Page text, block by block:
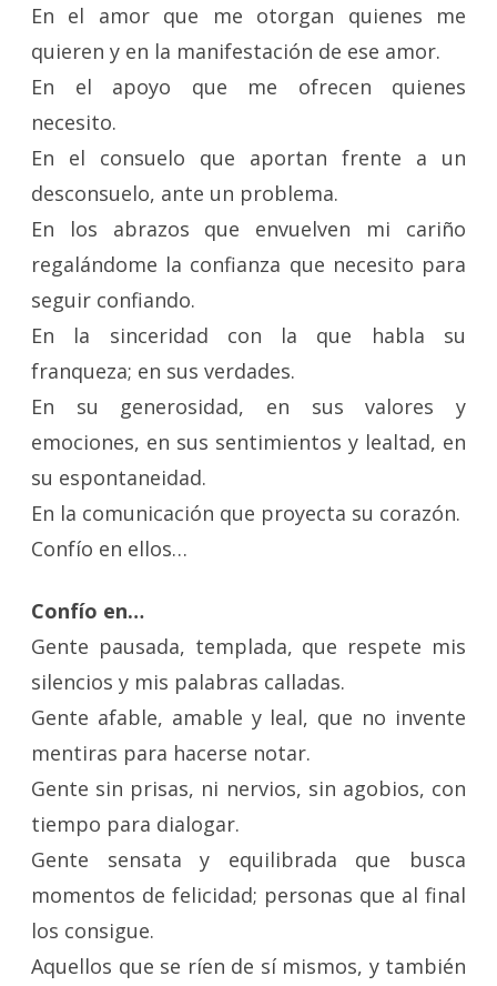
En el amor que me otorgan quienes me
quieren y en la manifestación de ese amor.
En el apoyo que me ofrecen quienes
necesito.
En el consuelo que aportan frente a un
desconsuelo, ante un problema.
En los abrazos que envuelven mi cariño
regalándome la confianza que necesito para
seguir confiando.
En la sinceridad con la que habla su
franqueza; en sus verdades.
En su generosidad, en sus valores y
emociones, en sus sentimientos y lealtad, en
su espontaneidad.
En la comunicación que proyecta su corazón.
Confío en ellos…
Confío en…
Gente pausada, templada, que respete mis
silencios y mis palabras calladas.
Gente afable, amable y leal, que no invente
mentiras para hacerse notar.
Gente sin prisas, ni nervios, sin agobios, con
tiempo para dialogar.
Gente sensata y equilibrada que busca
momentos de felicidad; personas que al final
los consigue.
Aquellos que se ríen de sí mismos, y también